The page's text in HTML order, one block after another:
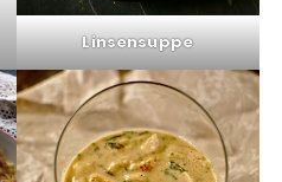
Linsensuppe